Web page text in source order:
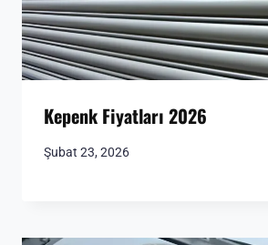
Kepenk Fiyatları 2026
Şubat 23, 2026